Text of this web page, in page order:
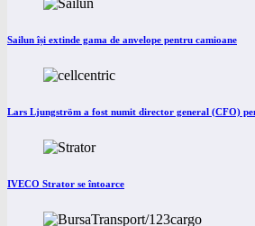
Sailun își extinde gama de anvelope pentru camioane
Lars Ljungström a fost numit director general (CFO)
IVECO Strator se întoarce